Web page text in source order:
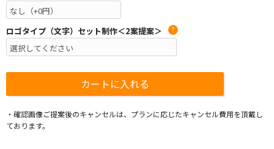
ロゴタイプ（文字）セット制作＜2案提案＞ ?
・確認画像ご提案後のキャンセルは、プランに応じたキャンセル費用を頂戴し
ております。